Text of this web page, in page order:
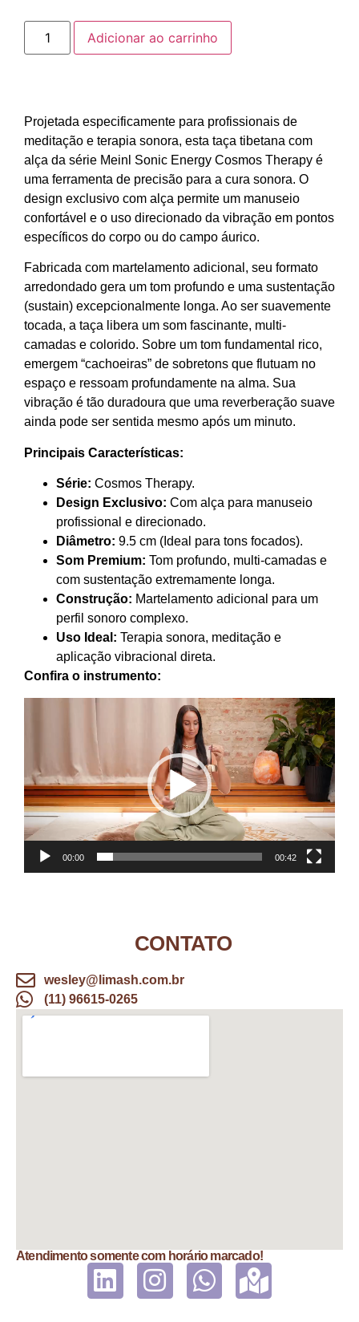
Adicionar ao carrinho
Projetada especificamente para profissionais de
meditação e terapia sonora, esta taça tibetana com
alça da série Meinl Sonic Energy Cosmos Therapy é
uma ferramenta de precisão para a cura sonora. O
design exclusivo com alça permite um manuseio
confortável e o uso direcionado da vibração em pontos
específicos do corpo ou do campo áurico.
Fabricada com martelamento adicional, seu formato
arredondado gera um tom profundo e uma sustentação
(sustain) excepcionalmente longa. Ao ser suavemente
tocada, a taça libera um som fascinante, multi-
camadas e colorido. Sobre um tom fundamental rico,
emergem “cachoeiras” de sobretons que flutuam no
espaço e ressoam profundamente na alma. Sua
vibração é tão duradoura que uma reverberação suave
ainda pode ser sentida mesmo após um minuto.
Principais Características:
Série: Cosmos Therapy.
Design Exclusivo: Com alça para manuseio
profissional e direcionado.
Diâmetro: 9.5 cm (Ideal para tons focados).
Som Premium: Tom profundo, multi-camadas e
com sustentação extremamente longa.
Construção: Martelamento adicional para um
perfil sonoro complexo.
Uso Ideal: Terapia sonora, meditação e
aplicação vibracional direta.
Confira o instrumento:
00:00 00:42
CONTATO
wesley@limash.com.br
(11) 96615-0265
Atendimento somente com horário marcado!